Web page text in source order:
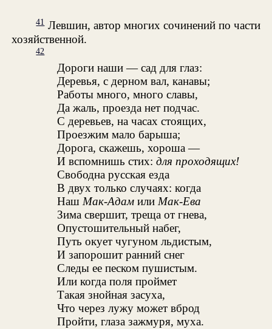
41Левшин, автор многих сочинений по части
хозяйственной.
42
Дороги наши — сад для глаз:
Деревья, с дерном вал, канавы;
Работы много, много славы,
Да жаль, проезда нет подчас.
С деревьев, на часах стоящих,
Проезжим мало барыша;
Дорога, скажешь, хороша —
И вспомнишь стих:для проходящих!
Свободна русская езда
В двух только случаях: когда
Наш Мак-Адам или Мак-Ева
Зима свершит, треща от гнева,
Опустошительный набег,
Путь окует чугуном льдистым,
И запорошит ранний снег
Следы ее песком пушистым.
Или когда поля проймет
Такая знойная засуха,
Что через лужу может вброд
Пройти, глаза зажмуря, муха.